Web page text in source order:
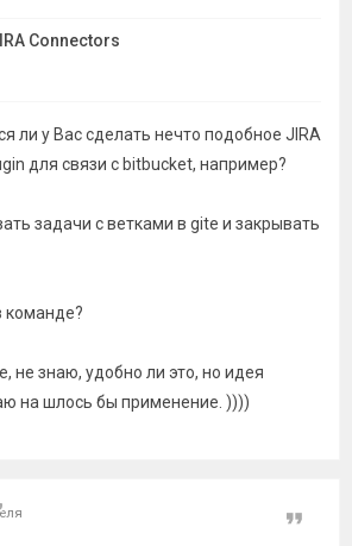
Connectors
ли у Вас сделать нечто подобное JIRA
для связи с bitbucket, например?
задачи с ветками в gite и закрывать
команде?
не знаю, удобно ли это, но идея
на шлось бы применение. ))))
Цитата